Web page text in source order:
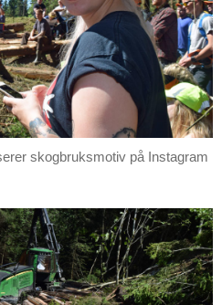
skogbruksmotiv på Instagram